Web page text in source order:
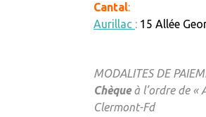
Cantal:
Aurillac : 15 Allée
MODALITES DE
Chèqueà l’ordre de «
Clermont-Fd